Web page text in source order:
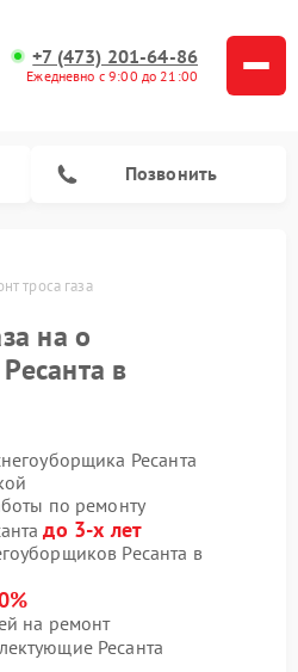
+7 (473) 201-64-86
Ежедневно с 9:00 до 21:00
Позвонить
троса газа
на о
в
Ресанта
по ремонту
до 3-х лет
Ресанта в
на ремонт
Ресанта